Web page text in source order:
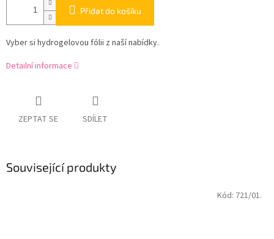
Přidat do košíku
Vyber si hydrogelovou fólii z naší nabídky.
Detailní informace
ZEPTAT SE SDÍLET
Související produkty
Kód: 721/01.